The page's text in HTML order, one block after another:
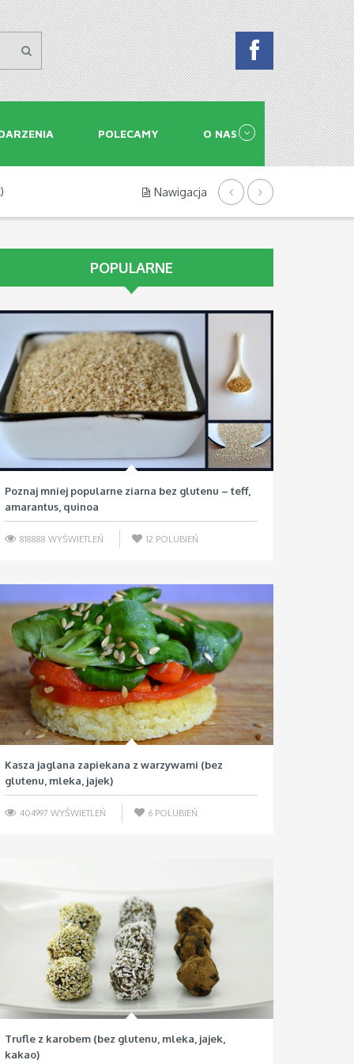
POLECAMY O NAS
Nawigacja
POPULARNE
Poznaj mniej popularne ziarna bez glutenu – teff,
amarantus, quinoa
818888 WYŚWIETLEŃ 12 POLUBIEŃ
Kasza jaglana zapiekana z warzywami (bez
glutenu, mleka, jajek)
404997 WYŚWIETLEŃ 6 POLUBIEŃ
Trufle z karobem (bez glutenu, mleka, jajek,
kakao)